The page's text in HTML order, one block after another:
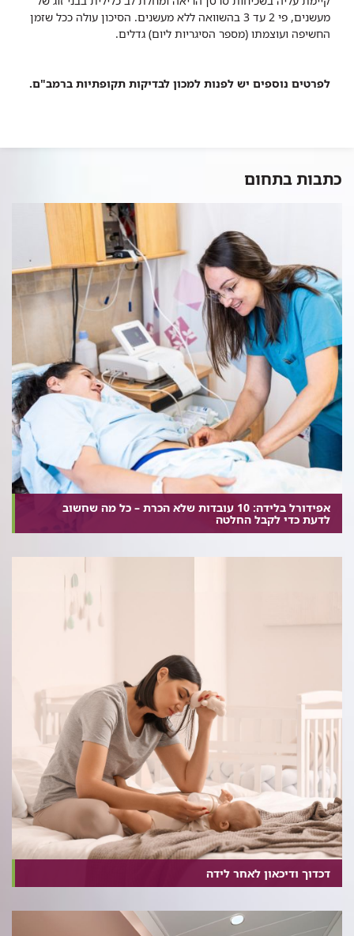
מעשנים, פי 2 עד 3 בהשוואה ללא מעשנים. הסיכון עולה ככל שזמן
החשיפה ועוצמתו (מספר הסיגריות ליום) גדלים.
לפרטים נוספים יש לפנות למכון לבדיקות תקופתיות ברמב"ם.​
כתבות בתחום
אפידורל בלידה: 10 עובדות שלא הכרת – כל מה שחשוב
לדעת כדי לקבל החלטה
דכדוך ודיכאון לאחר לידה